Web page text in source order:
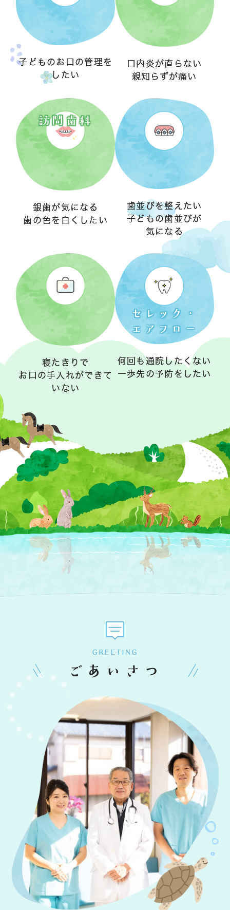
子どものお口の管理を
したい
口内炎が直らない
親知らずが痛い
銀歯が気になる
歯の色を白くしたい
歯並びを整えたい
子どもの歯並びが
気になる
訪問歯科
寝たきりで
お口の手入れができて
いない
セレック・
エアフロー
何回も通院したくない
一歩先の予防をしたい
GREETING
ごあいさつ